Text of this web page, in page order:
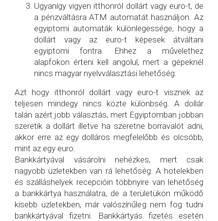
Ugyanígy vigyen itthonról dollárt vagy euro-t, de
a pénzváltásra ATM automatát használjon. Az
egyiptomi automaták különlegessége, hogy a
dollárt vagy az euro-t képesek átváltani
egyiptomi fontra. Ehhez a művelethez
alapfokon érteni kell angolul, mert a gépeknél
nincs magyar nyelvválasztási lehetőség.
Azt hogy itthonról dollárt vagy euro-t visznek az
teljesen mindegy nincs közte különbség. A dollár
talán azért jobb választás, mert Egyiptomban jobban
szeretik a dollárt illetve ha szeretne borravalót adni,
akkor erre az egy dolláros megfelelőbb és olcsóbb,
mint az egy euro.
Bankkártyával vásárolni nehézkes, mert csak
nagyobb üzletekben van rá lehetőség. A hotelekben
és szálláshelyek recepcióin többnyire van lehetőség
a bankkártya használatra, de a területükön működő
kisebb üzletekben, már valószínűleg nem fog tudni
bankkártyával fizetni. Bankkártyás fizetés esetén